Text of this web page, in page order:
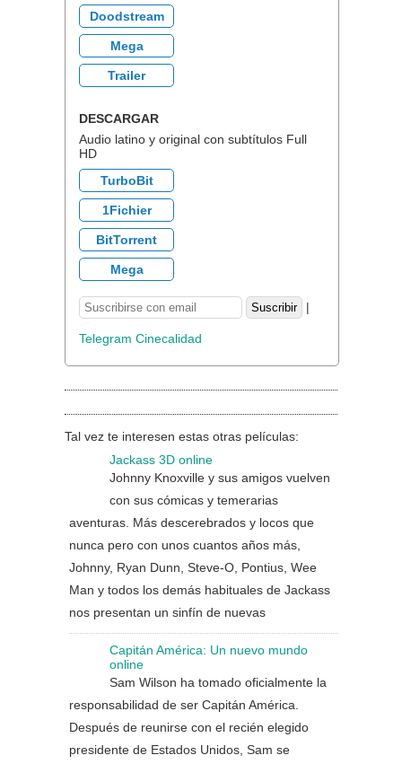
Doodstream
Mega
Trailer
DESCARGAR
Audio latino y original con subtítulos Full
HD
TurboBit
1Fichier
BitTorrent
Mega
|
Telegram Cinecalidad
Tal vez te interesen estas otras películas:
Jackass 3D online
Johnny Knoxville y sus amigos vuelven
con sus cómicas y temerarias
aventuras. Más descerebrados y locos que
nunca pero con unos cuantos años más,
Johnny, Ryan Dunn, Steve-O, Pontius, Wee
Man y todos los demás habituales de Jackass
nos presentan un sinfín de nuevas
Capitán América: Un nuevo mundo
online
Sam Wilson ha tomado oficialmente la
responsabilidad de ser Capitán América.
Después de reunirse con el recién elegido
presidente de Estados Unidos, Sam se